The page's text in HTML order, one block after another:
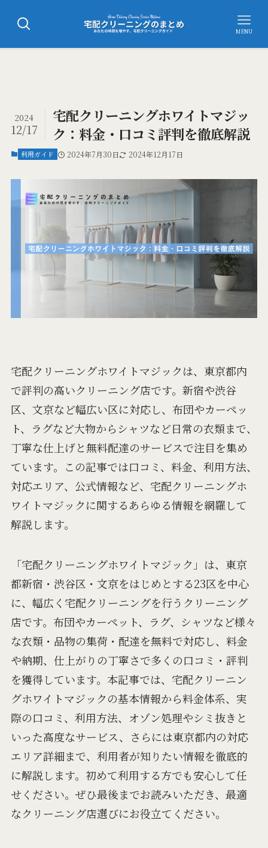
MENU
宅配クリーニングホワイトマジッ
ク：料金・口コミ評判を徹底解説
2024
12/17
利用ガイド 2024年7月30日 2024年12月17日
宅配クリーニングホワイトマジックは、東京都内
で評判の高いクリーニング店です。新宿や渋谷
区、文京など幅広い区に対応し、布団やカーペッ
ト、ラグなど大物からシャツなど日常の衣類まで、
丁寧な仕上げと無料配達のサービスで注目を集め
ています。この記事では口コミ、料金、利用方法、
対応エリア、公式情報など、宅配クリーニングホ
ワイトマジックに関するあらゆる情報を網羅して
解説します。
「宅配クリーニングホワイトマジック」は、東京
都新宿・渋谷区・文京をはじめとする23区を中心
に、幅広く宅配クリーニングを行うクリーニング
店です。布団やカーペット、ラグ、シャツなど様々
な衣類・品物の集荷・配達を無料で対応し、料金
や納期、仕上がりの丁寧さで多くの口コミ・評判
を獲得しています。本記事では、宅配クリーニン
グホワイトマジックの基本情報から料金体系、実
際の口コミ、利用方法、オゾン処理やシミ抜きと
いった高度なサービス、さらには東京都内の対応
エリア詳細まで、利用者が知りたい情報を徹底的
に解説します。初めて利用する方でも安心して任
せください。ぜひ最後までお読みいただき、最適
なクリーニング店選びにお役立てください。